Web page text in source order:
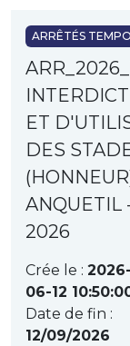
ARRÊTÉS
ET
DES
ANQUETIL
2026
Crée le : 2026-
06-12
Date de fin :
12/09/2026